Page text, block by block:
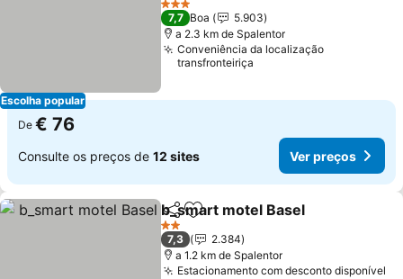
Escolha popular
3 Estrelas
7,7 Boa
5.903
a 2.3 km de Spalentor
Conveniência da localização
transfronteiriça
De € 76
Consulte os preços de 12 sites Ver preços
PartilharAdicionar aos favoritos
b_smart motel Basel
2 Estrelas
7,3
2.384
a 1.2 km de Spalentor
Estacionamento com desconto disponível